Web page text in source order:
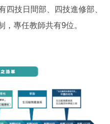
四技日間部、四技進修部、
專任教師共有9位。